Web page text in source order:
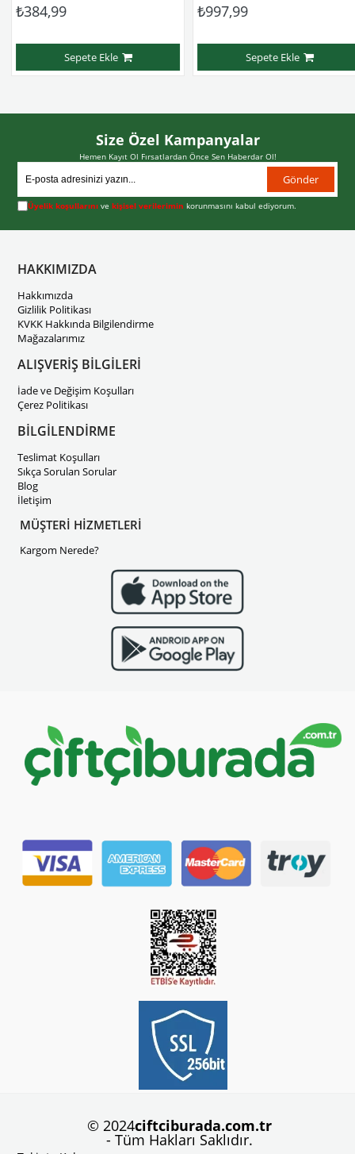
₺384,99
Sepete Ekle
₺997,99
Sepete Ekle
Size Özel Kampanyalar
Hemen Kayıt Ol Fırsatlardan Önce Sen Haberdar Ol!
Gönder
Üyelik koşullarını vekişisel verilerimin korunmasını kabul ediyorum.
HAKKIMIZDA
Hakkımızda
Gizlilik Politikası
KVKK Hakkında Bilgilendirme
Mağazalarımız
ALIŞVERİŞ BİLGİLERİ
İade ve Değişim Koşulları
Çerez Politikası
BİLGİLENDİRME
Teslimat Koşulları
Sıkça Sorulan Sorular
Blog
İletişim
MÜŞTERİ HİZMETLERİ
Kargom Nerede?
© 2024ciftciburada.com.tr
- Tüm Hakları Saklıdır.